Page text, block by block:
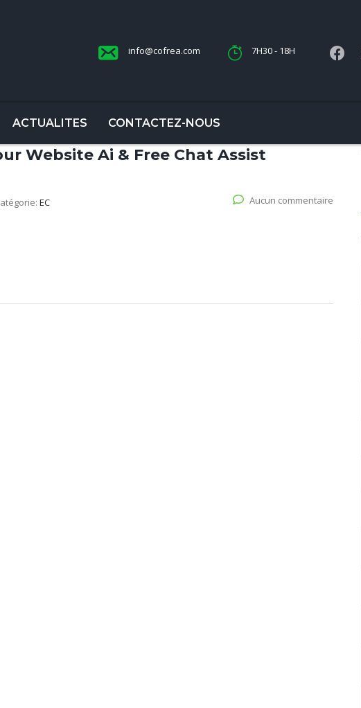
info@cofrea.com 7H30 - 18H
ACTUALITES CONTACTEZ-NOUS
Website Ai & Free Chat Assist
EC Aucun commentaire